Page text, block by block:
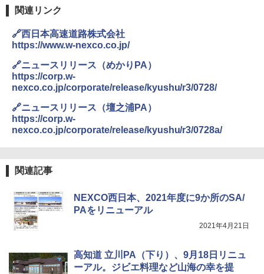
￥6,459
USB充電式 高精度 超長距離照射 長時間使用
可能 安全ロック付き 高安全性 金属製耐久 コ
ンパクト多機能設計 持ち運び便利 アウトド
ア/オフィス/教育現場/展示会用 緑
0ml（連続噴射30秒）110ml（連続噴射15
秒）射程5～10m 安全ロック搭載 携帯収納袋
付き ヒグマ・イノシシ対策 自治体・教育機
関の購入実績 登山・キャンプ・アウトドア・
防災用品 長期保存可能 緊急時用 日本国内発
￥3,680
関連リンク
🔗西日本高速道路株式会社
https://www.w-nexco.co.jp/
🔗ニュースリリース（めかりPA）
https://corp.w-
nexco.co.jp/corporate/release/kyushu/r3/0728/
🔗ニュースリリース（壇之浦PA）
https://corp.w-
nexco.co.jp/corporate/release/kyushu/r3/0728a/
関連記事
NEXCO西日本、2021年度に9か所のSA/
PAをリニューアル
2021年4月21日
高知道 立川PA（下り）、9月18日リニュ
ーアル。ジビエ料理など山海の幸を提